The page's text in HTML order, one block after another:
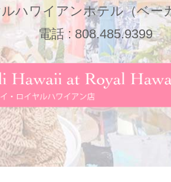
ハワイアンホテル（ベー
電話 : 808.485.9399